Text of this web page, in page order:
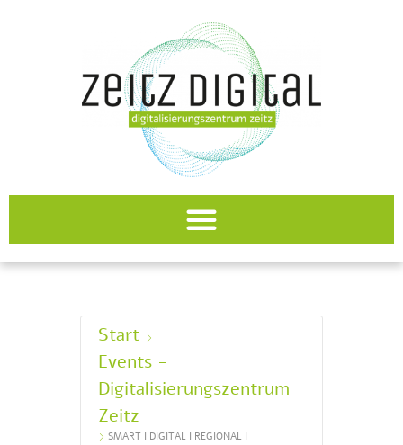
Start
Events -
Digitalisierungszentrum
Zeitz
SMART I DIGITAL I REGIONAL I